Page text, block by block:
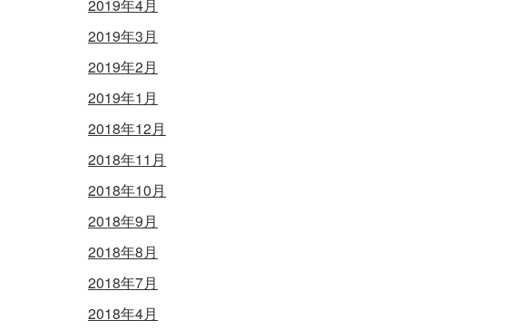
2019年4月
2019年3月
2019年2月
2019年1月
2018年12月
2018年11月
2018年10月
2018年9月
2018年8月
2018年7月
2018年4月